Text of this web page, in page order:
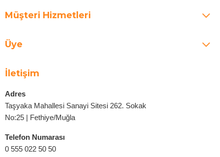
Müşteri Hizmetleri
Üye
İletişim
Adres
Taşyaka Mahallesi Sanayi Sitesi 262. Sokak
No:25 | Fethiye/Muğla
Telefon Numarası
0 555 022 50 50